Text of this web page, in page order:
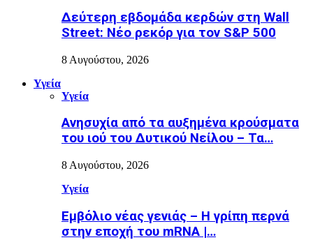
Δεύτερη εβδομάδα κερδών στη Wall
Street: Νέο ρεκόρ για τον S&P 500
8 Αυγούστου, 2026
Υγεία
Υγεία
Ανησυχία από τα αυξημένα κρούσματα
του ιού του Δυτικού Νείλου – Τα…
8 Αυγούστου, 2026
Υγεία
Εµβόλιο νέας γενιάς – Η γρίπη περνά
στην εποχή του mRNA |…